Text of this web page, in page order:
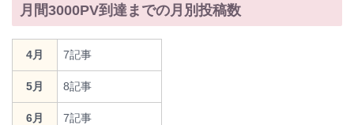
月間3000PV到達までの月別投稿数
4月 7記事
5月 8記事
6月 7記事